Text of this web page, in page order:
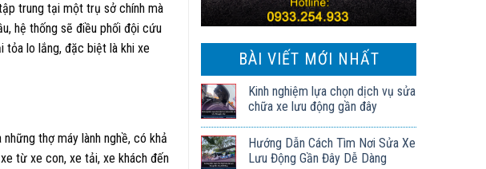
trung tại một trụ sở chính mà
hệ thống sẽ điều phối đội cứu
tỏa lo lắng, đặc biệt là khi xe
thợ máy lành nghề, có khả
từ xe con, xe tải, xe khách đến
BÀI VIẾT MỚI NHẤT
Kinh nghiệm lựa chọn dịch vụ sửa
chữa xe lưu động gần đây
Hướng Dẫn Cách Tìm Nơi Sửa Xe
Lưu Động Gần Đây Dễ Dàng